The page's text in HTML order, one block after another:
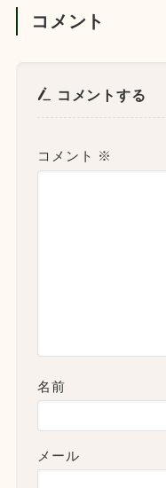
コメント
コメントする
コメント ※
名前
メール